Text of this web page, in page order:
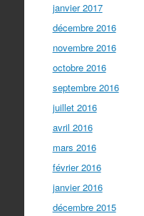
janvier 2017
décembre 2016
novembre 2016
octobre 2016
septembre 2016
juillet 2016
avril 2016
mars 2016
février 2016
janvier 2016
décembre 2015